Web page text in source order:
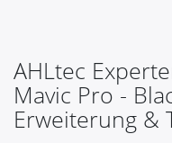
AHLtec
Mavic Pro -
Erweiterung &